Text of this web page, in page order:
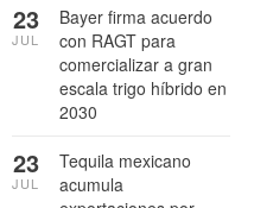
Bayer firma acuerdo
con RAGT para
comercializar a gran
escala trigo híbrido en
2030
23
JUL
Tequila mexicano
acumula
23
JUL